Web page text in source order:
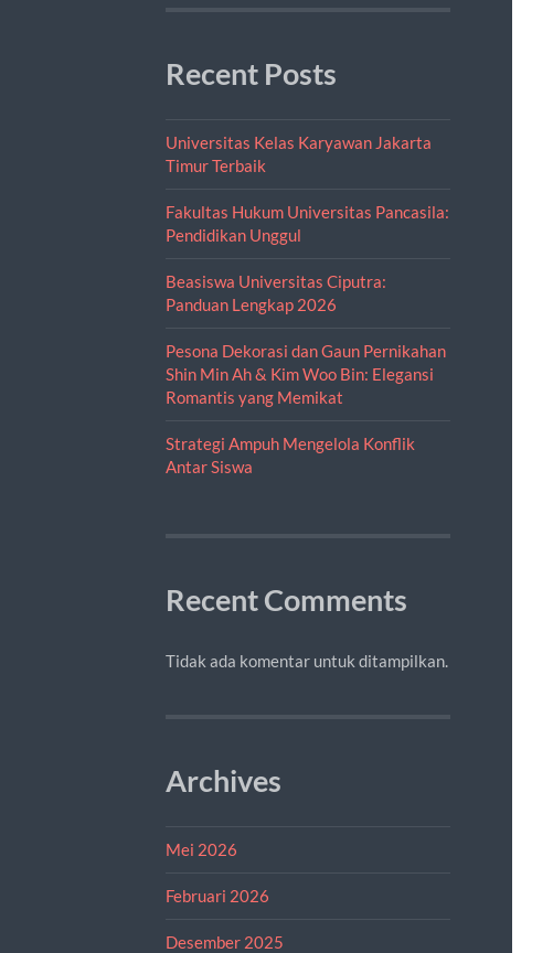
Recent Posts
Universitas Kelas Karyawan Jakarta
Timur Terbaik
Fakultas Hukum Universitas Pancasila:
Pendidikan Unggul
Beasiswa Universitas Ciputra:
Panduan Lengkap 2026
Pesona Dekorasi dan Gaun Pernikahan
Shin Min Ah & Kim Woo Bin: Elegansi
Romantis yang Memikat
Strategi Ampuh Mengelola Konflik
Antar Siswa
Recent Comments
Tidak ada komentar untuk ditampilkan.
Archives
Mei 2026
Februari 2026
Desember 2025